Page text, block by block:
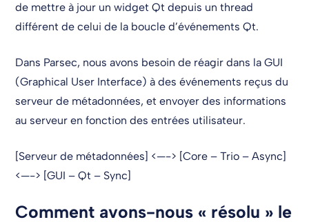
de mettre à jour un widget Qt depuis un thread
différent de celui de la boucle d’événements Qt.
Dans Parsec, nous avons besoin de réagir dans la GUI
(Graphical User Interface) à des événements reçus du
serveur de métadonnées, et envoyer des informations
au serveur en fonction des entrées utilisateur.
[Serveur de métadonnées] <—-> [Core – Trio – Async]
<—-> [GUI – Qt – Sync]
Comment avons-nous « résolu » le